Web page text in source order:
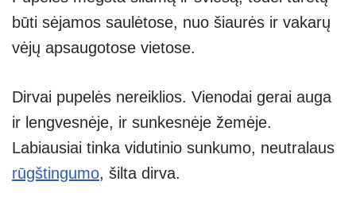
būti sėjamos saulėtose, nuo šiaurės ir vakarų
vėjų apsaugotose vietose.
Dirvai pupelės nereiklios. Vienodai gerai auga
ir lengvesnėje, ir sunkesnėje žemėje.
Labiausiai tinka vidutinio sunkumo, neutralaus
rūgštingumo, šilta dirva.